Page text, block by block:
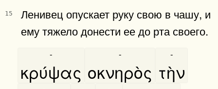
15
Ленивец опускает руку свою в чашу, и
ему тяжело донести ее до рта своего.
κρύψας
-
οκνηρὸς
-
τὴν
-